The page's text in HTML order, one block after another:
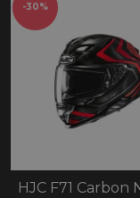
-30%